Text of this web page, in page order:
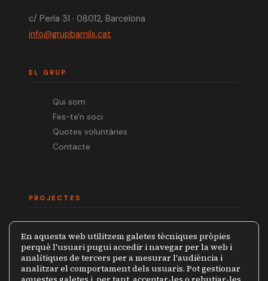
c/ Perla 31 · 08012, Barcelona
info@grupbarnils.cat
EL GRUP
Qui som
Fes-te'n soci
Quotes voluntàries
Contacte
PROJECTES
Premi Ramon Barnils
Col·lecció Periodistes
Mapa de la Censura
En aquesta web utilitzem galetes tècniques pròpies
perquè l'usuari pugui accedir i navegar per la web i
analítiques de tercers per a mesurar l'audiència i
analitzar el comportament dels usuaris. Pot gestionar